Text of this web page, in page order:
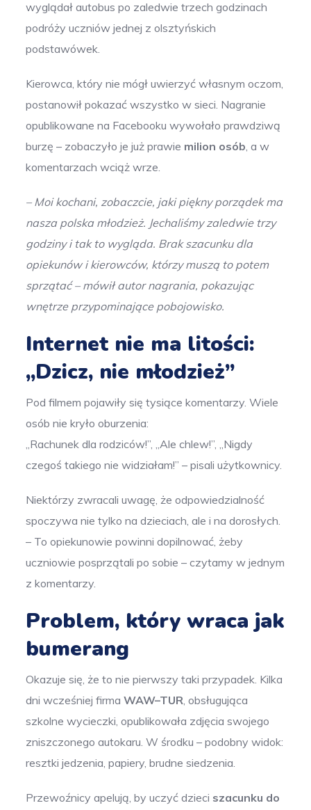
wyglądał autobus po zaledwie trzech godzinach
podróży uczniów jednej z olsztyńskich
podstawówek.
Kierowca, który nie mógł uwierzyć własnym oczom,
postanowił pokazać wszystko w sieci. Nagranie
opublikowane na Facebooku wywołało prawdziwą
burzę – zobaczyło je już prawie milion osób , a w
komentarzach wciąż wrze.
– Moi kochani, zobaczcie, jaki piękny porządek ma
nasza polska młodzież. Jechaliśmy zaledwie trzy
godziny i tak to wygląda. Brak szacunku dla
opiekunów i kierowców, którzy muszą to potem
sprzątać – mówił autor nagrania, pokazując
wnętrze przypominające pobojowisko.
Internet nie ma litości:
„Dzicz, nie młodzież”
Pod filmem pojawiły się tysiące komentarzy. Wiele
osób nie kryło oburzenia:
„Rachunek dla rodziców!”, „Ale chlew!”, „Nigdy
czegoś takiego nie widziałam!” – pisali użytkownicy.
Niektórzy zwracali uwagę, że odpowiedzialność
spoczywa nie tylko na dzieciach, ale i na dorosłych.
– To opiekunowie powinni dopilnować, żeby
uczniowie posprzątali po sobie – czytamy w jednym
z komentarzy.
Problem, który wraca jak
bumerang
Okazuje się, że to nie pierwszy taki przypadek. Kilka
dni wcześniej firmaWAW–TUR , obsługująca
szkolne wycieczki, opublikowała zdjęcia swojego
zniszczonego autokaru. W środku – podobny widok:
resztki jedzenia, papiery, brudne siedzenia.
Przewoźnicy apelują, by uczyć dzieci szacunku do